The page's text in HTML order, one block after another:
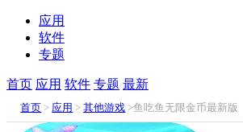
应用
软件
专题
首页 应用 软件 专题 最新
首页 > 应用 >其他游戏 >鱼吃鱼无限金币最新版